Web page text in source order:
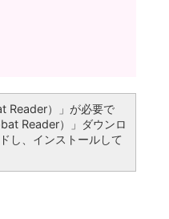
Reader）」が必要で
Reader）」ダウンロ
し、インストールして